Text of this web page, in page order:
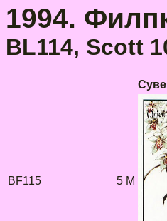
1994.
BL114, Scott
BF115 5 M